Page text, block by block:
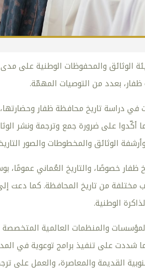
الوثائق والمحفوظات الوطنية على مدى
بعدد من التوصيات المهمّة.
دراسة تاريخ محافظة ظفار
أكّدوا على ضرورة جمع وترجمة ونشر
الوثائق والمخطوطات والصور
خصوصًا، والتاريخ العُماني عمومًا،
من تاريخ المحافظة. كما دعت
الوطنية.
والمنظمات العالمية المتخصصة
شددت على تنفيذ برامج توعوية في
القديمة والمعاصرة، والعمل على